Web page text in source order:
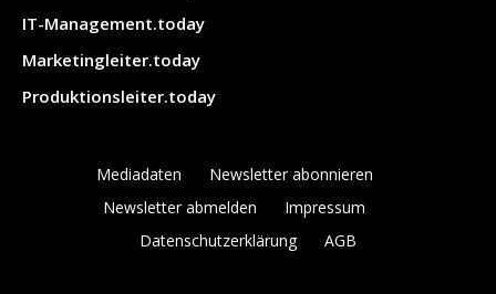
IT-Management.today
Marketingleiter.today
Produktionsleiter.today
Mediadaten
Newsletter abonnieren
Newsletter abmelden
Impressum
Datenschutzerklärung
AGB